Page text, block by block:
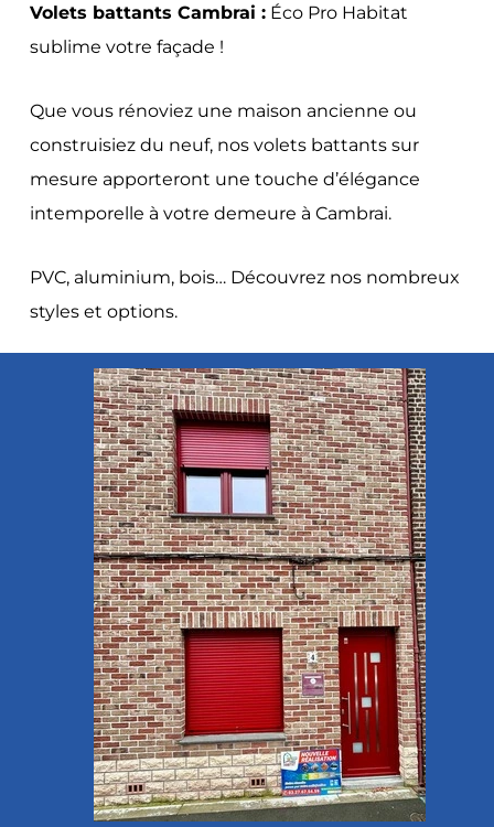
Volets battants Cambrai :Éco Pro Habitat
sublime votre façade !
Que vous rénoviez une maison ancienne ou
construisiez du neuf, nos volets battants sur
mesure apporteront une touche d’élégance
intemporelle à votre demeure à Cambrai.
PVC, aluminium, bois… Découvrez nos nombreux
styles et options.